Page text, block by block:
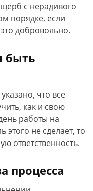
с нерадивого
порядке, если
добровольно.
быть
что все
как и свою
работы на
этого не сделает, то
ответственность.
процесса